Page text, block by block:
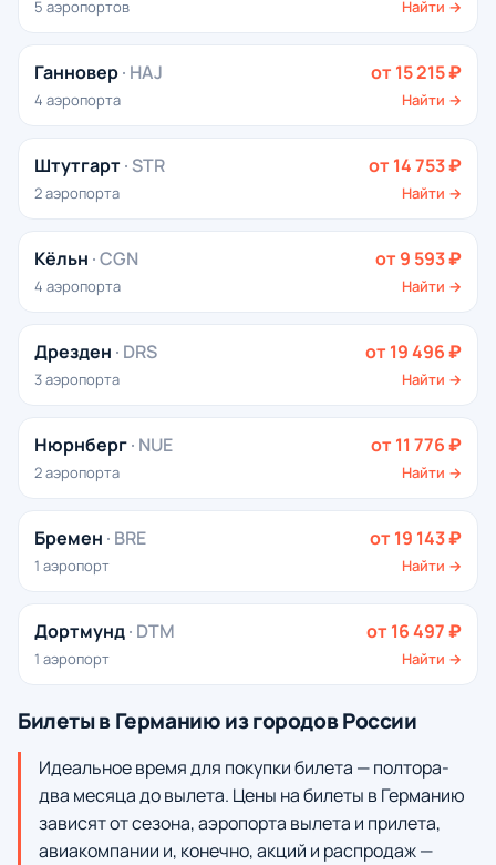
5 аэропортов Найти →
Ганновер· HAJ
4 аэропорта
от 15 215 ₽
Найти →
Штутгарт· STR
2 аэропорта
от 14 753 ₽
Найти →
Кёльн · CGN
4 аэропорта
от 9 593 ₽
Найти →
Дрезден · DRS
3 аэропорта
от 19 496 ₽
Найти →
Нюрнберг· NUE
2 аэропорта
от 11 776 ₽
Найти →
Бремен · BRE
1 аэропорт
от 19 143 ₽
Найти →
Дортмунд· DTM
1 аэропорт
от 16 497 ₽
Найти →
Билеты в Германию из городов России
Идеальное время для покупки билета — полтора-
два месяца до вылета. Цены на билеты в Германию
зависят от сезона, аэропорта вылета и прилета,
авиакомпании и, конечно, акций и распродаж —